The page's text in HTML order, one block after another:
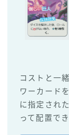
コストと一
ワーカード
に指定され
って配置でき